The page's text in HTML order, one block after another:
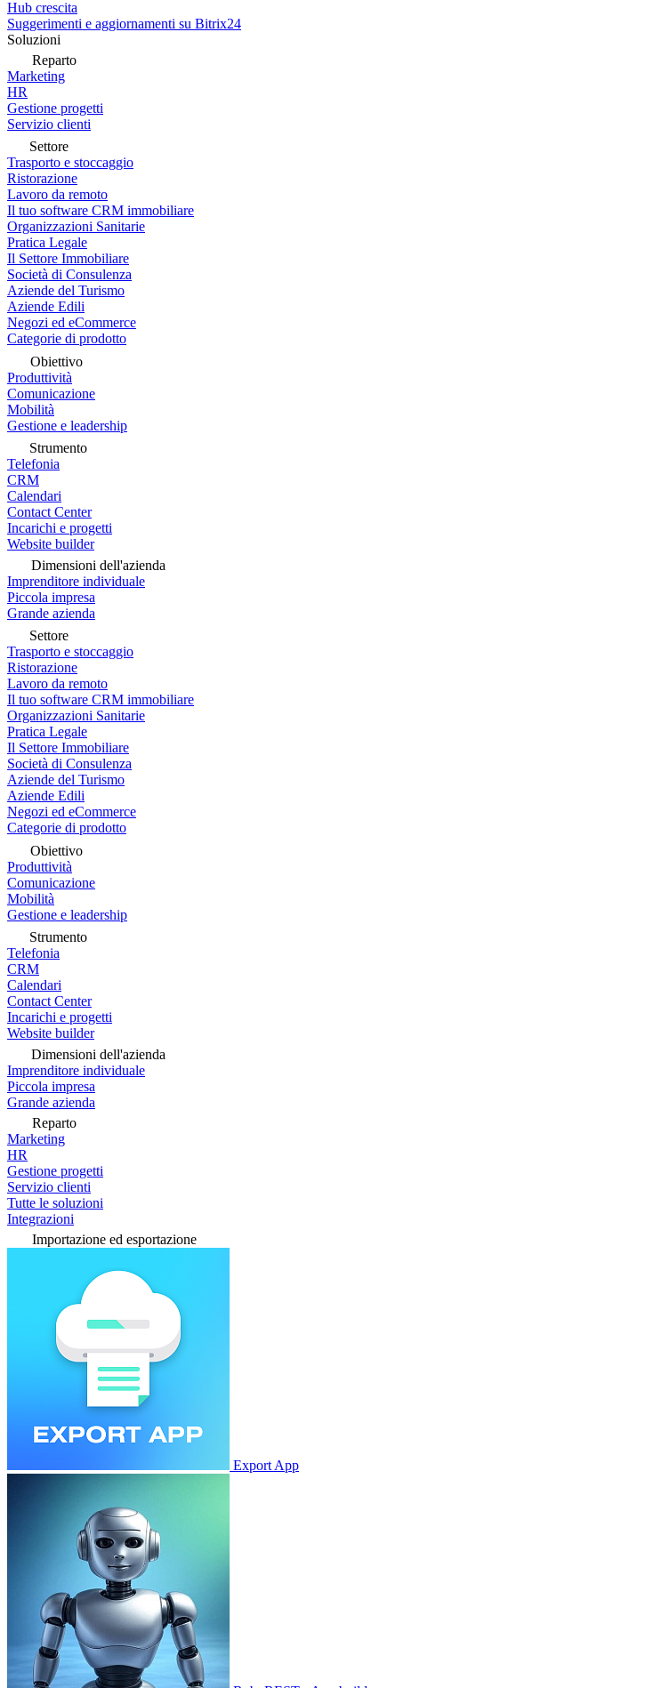
Hub crescita
Suggerimenti e aggiornamenti su Bitrix24
Soluzioni
Reparto
Marketing
HR
Gestione progetti
Servizio clienti
Settore
Trasporto e stoccaggio
Ristorazione
Lavoro da remoto
Il tuo software CRM immobiliare
Organizzazioni Sanitarie
Pratica Legale
Il Settore Immobiliare
Società di Consulenza
Aziende del Turismo
Aziende Edili
Negozi ed eCommerce
Categorie di prodotto
Obiettivo
Produttività
Comunicazione
Mobilità
Gestione e leadership
Strumento
Telefonia
CRM
Calendari
Contact Center
Incarichi e progetti
Website builder
Dimensioni dell'azienda
Imprenditore individuale
Piccola impresa
Grande azienda
Settore
Trasporto e stoccaggio
Ristorazione
Lavoro da remoto
Il tuo software CRM immobiliare
Organizzazioni Sanitarie
Pratica Legale
Il Settore Immobiliare
Società di Consulenza
Aziende del Turismo
Aziende Edili
Negozi ed eCommerce
Categorie di prodotto
Obiettivo
Produttività
Comunicazione
Mobilità
Gestione e leadership
Strumento
Telefonia
CRM
Calendari
Contact Center
Incarichi e progetti
Website builder
Dimensioni dell'azienda
Imprenditore individuale
Piccola impresa
Grande azienda
Reparto
Marketing
HR
Gestione progetti
Servizio clienti
Tutte le soluzioni
Integrazioni
Importazione ed esportazione
Export App